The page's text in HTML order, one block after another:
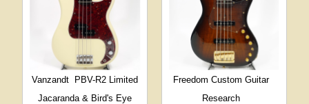
Vanzandt PBV-R2 Limited
Jacaranda & Bird's Eye
Freedom Custom Guitar
Research